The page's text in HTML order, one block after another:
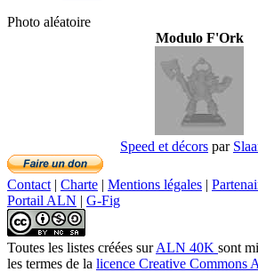
Photo aléatoire
Modulo F'Ork
Speed et décors par
Contact | Charte | Mentions légales |
Portail ALN | G-Fig
Toutes les listes créées surALN 40K sont
les termes de la licence Creative Commons